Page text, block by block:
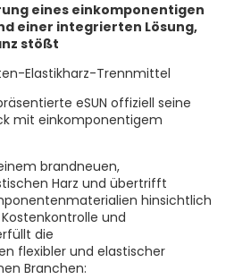
eines einkomponentigen
einer integrierten Lösung,
stößt
eSUN offiziell seine
mit einkomponentigem
brandneuen,
Harz und übertrifft
hinsichtlich
und
die
flexibler und elastischer
Branchen: